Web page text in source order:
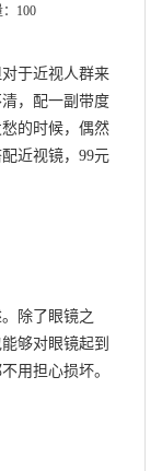
100
于近视人群来
，配一副带度
的时候，偶然
近视镜，99元
除了眼镜之
够对眼镜起到
用担心损坏。